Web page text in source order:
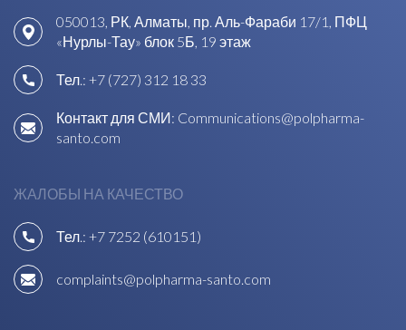
050013, РК, Алматы, пр. Аль-Фараби 17/1, ПФЦ
«Нурлы-Тау» блок 5Б, 19 этаж
Тел.: +7 (727) 312 18 33
Контакт для СМИ: Communications@polpharma-
santo.com
ЖАЛОБЫ НА КАЧЕСТВО
Тел.: +7 7252 (610151)
complaints@polpharma-santo.com